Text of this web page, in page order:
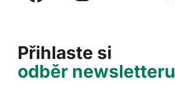
Přihlaste si
odběr newsletteru